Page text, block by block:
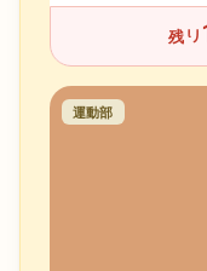
残り 1
運動部